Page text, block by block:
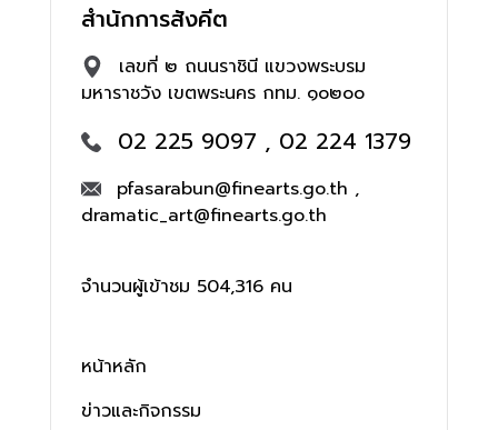
สำนักการสังคีต
เลขที่ ๒ ถนนราชินี แขวงพระบรม
มหาราชวัง เขตพระนคร กทม. ๑๐๒๐๐
02 225 9097 , 02 224 1379
pfasarabun@finearts.go.th ,
dramatic_art@finearts.go.th
จำนวนผู้เข้าชม 504,316 คน
หน้าหลัก
ข่าวและกิจกรรม